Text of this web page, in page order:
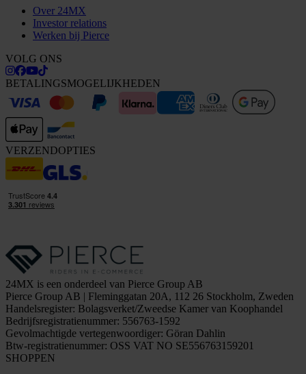
Over 24MX
Investor relations
Werken bij Pierce
VOLG ONS
BETALINGSMOGELIJKHEDEN
VERZENDOPTIES
24MX is een onderdeel van Pierce Group AB
Pierce Group AB | Fleminggatan 20A, 112 26 Stockholm, Zweden
Handelsregister: Bolagsverket/Zweedse Kamer van Koophandel
Bedrijfsregistratienummer: 556763-1592
Gevolmachtigde vertegenwoordiger: Göran Dahlin
Btw-registratienummer: OSS VAT NO SE556763159201
SHOPPEN